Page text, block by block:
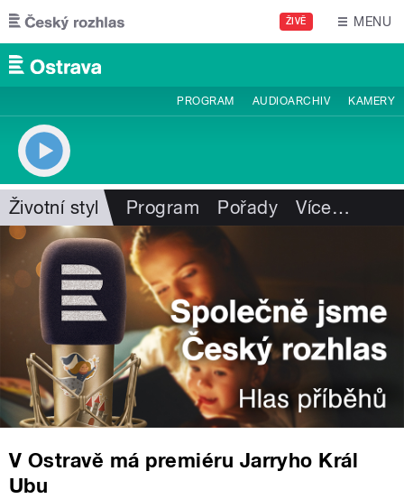
Přejít k hlavnímu obsahu
ŽIVĚ MENU
PROGRAM AUDIOARCHIV KAMERY
Životní styl Program Pořady Více…
V Ostravě má premiéru Jarryho Král
Ubu